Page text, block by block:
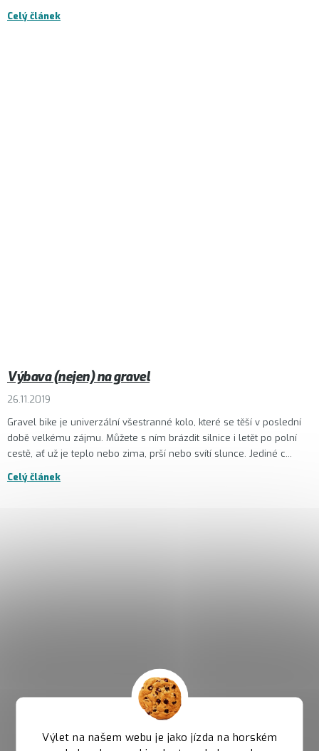
Výlet na našem webu je jako jízda na horském
Celý článek
Výbava (nejen) na gravel
26.11.2019
Gravel bike je univerzální všestranné kolo, které se těší v poslední
době velkému zájmu. Můžete s ním brázdit silnice i letět po polní
cestě, ať už je teplo nebo zima, prší nebo svítí slunce. Jediné c...
Celý článek